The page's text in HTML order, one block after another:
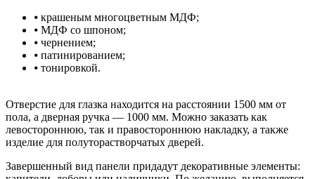
⦁ крашеным многоцветным МДФ;
⦁ МДФ со шпоном;
⦁ чернением;
⦁ патинированием;
⦁ тонировкой.
Отверстие для глазка находится на расстоянии 1500 мм от
пола, а дверная ручка — 1000 мм. Можно заказать как
левостороннюю, так и правостороннюю накладку, а также
изделие для полуторастворчатых дверей.
Завершенный вид панели придадут декоративные элементы: